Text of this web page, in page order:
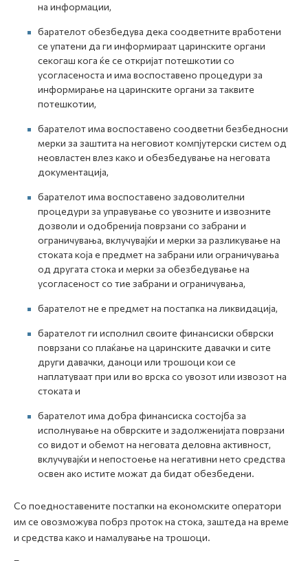
на информации,
барателот обезбедува дека соодветните вработени
се упатени да ги информираат царинските органи
секогаш кога ќе се откријат потешкотии со
усогласеноста и има воспоставено процедури за
информирање на царинските органи за таквите
потешкотии,
барателот има воспоставено соодветни безбедносни
мерки за заштита на неговиот компјутерски систем од
неовластен влез како и обезбедување на неговата
документација,
барателот има воспоставено задоволителни
процедури за управување со увозните и извозните
дозволи и одобренија поврзани со забрани и
ограничувања, вклучувајќи и мерки за разликување на
стоката која е предмет на забрани или ограничувања
од другата стока и мерки за обезбедување на
усогласеност со тие забрани и ограничувања,
барателот не е предмет на постапка на ликвидација,
барателот ги исполнил своите финансиски обврски
поврзани со плаќање на царинските давачки и сите
други давачки, даноци или трошоци кои се
наплатуваат при или во врска со увозот или извозот на
стоката и
барателот има добра финансиска состојба за
исполнување на обврските и задолженијата поврзани
со видот и обемот на неговата деловна активност,
вклучувајќи и непостоење на негативни нето средства
освен ако истите можат да бидат обезбедени.
Со поедноставените постапки на економските оператори
им се овозможува побрз проток на стока, заштеда на време
и средства како и намалување на трошоци.